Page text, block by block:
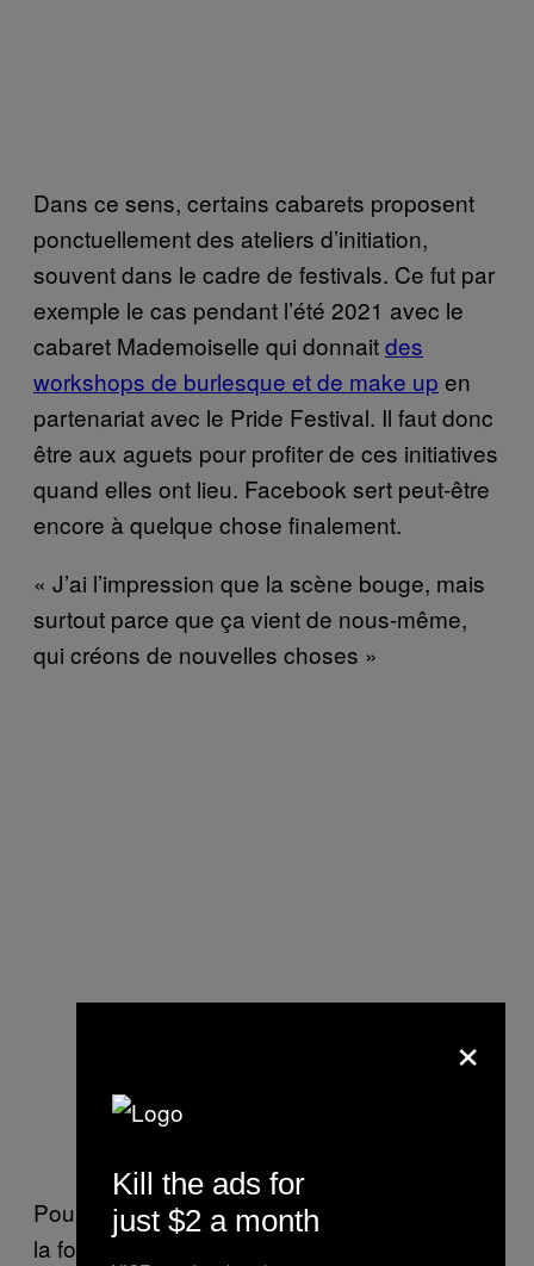
Dans ce sens, certains cabarets proposent
ponctuellement des ateliers d’initiation,
souvent dans le cadre de festivals. Ce fut par
exemple le cas pendant l’été 2021 avec le
cabaret Mademoiselle qui donnaitdes
workshops de burlesque et de make up en
partenariat avec le Pride Festival. Il faut donc
être aux aguets pour profiter de ces initiatives
quand elles ont lieu. Facebook sert peut-être
encore à quelque chose finalement.
« J’ai l’impression que la scène bouge, mais
surtout parce que ça vient de nous-même,
qui créons de nouvelles choses »
Pour beaucoup, c’est le squat, à considérer à
la fois comme un espace physique et culturel,
×
Kill the ads for
just $2 a month